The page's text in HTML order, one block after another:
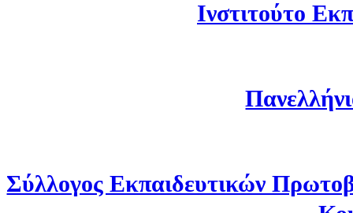
Ινστιτούτο
Σύλλογος Εκπαιδευτικών